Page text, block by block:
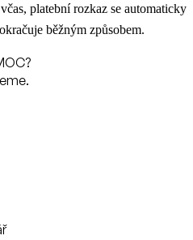
platební rozkaz se automaticky
běžným způsobem.